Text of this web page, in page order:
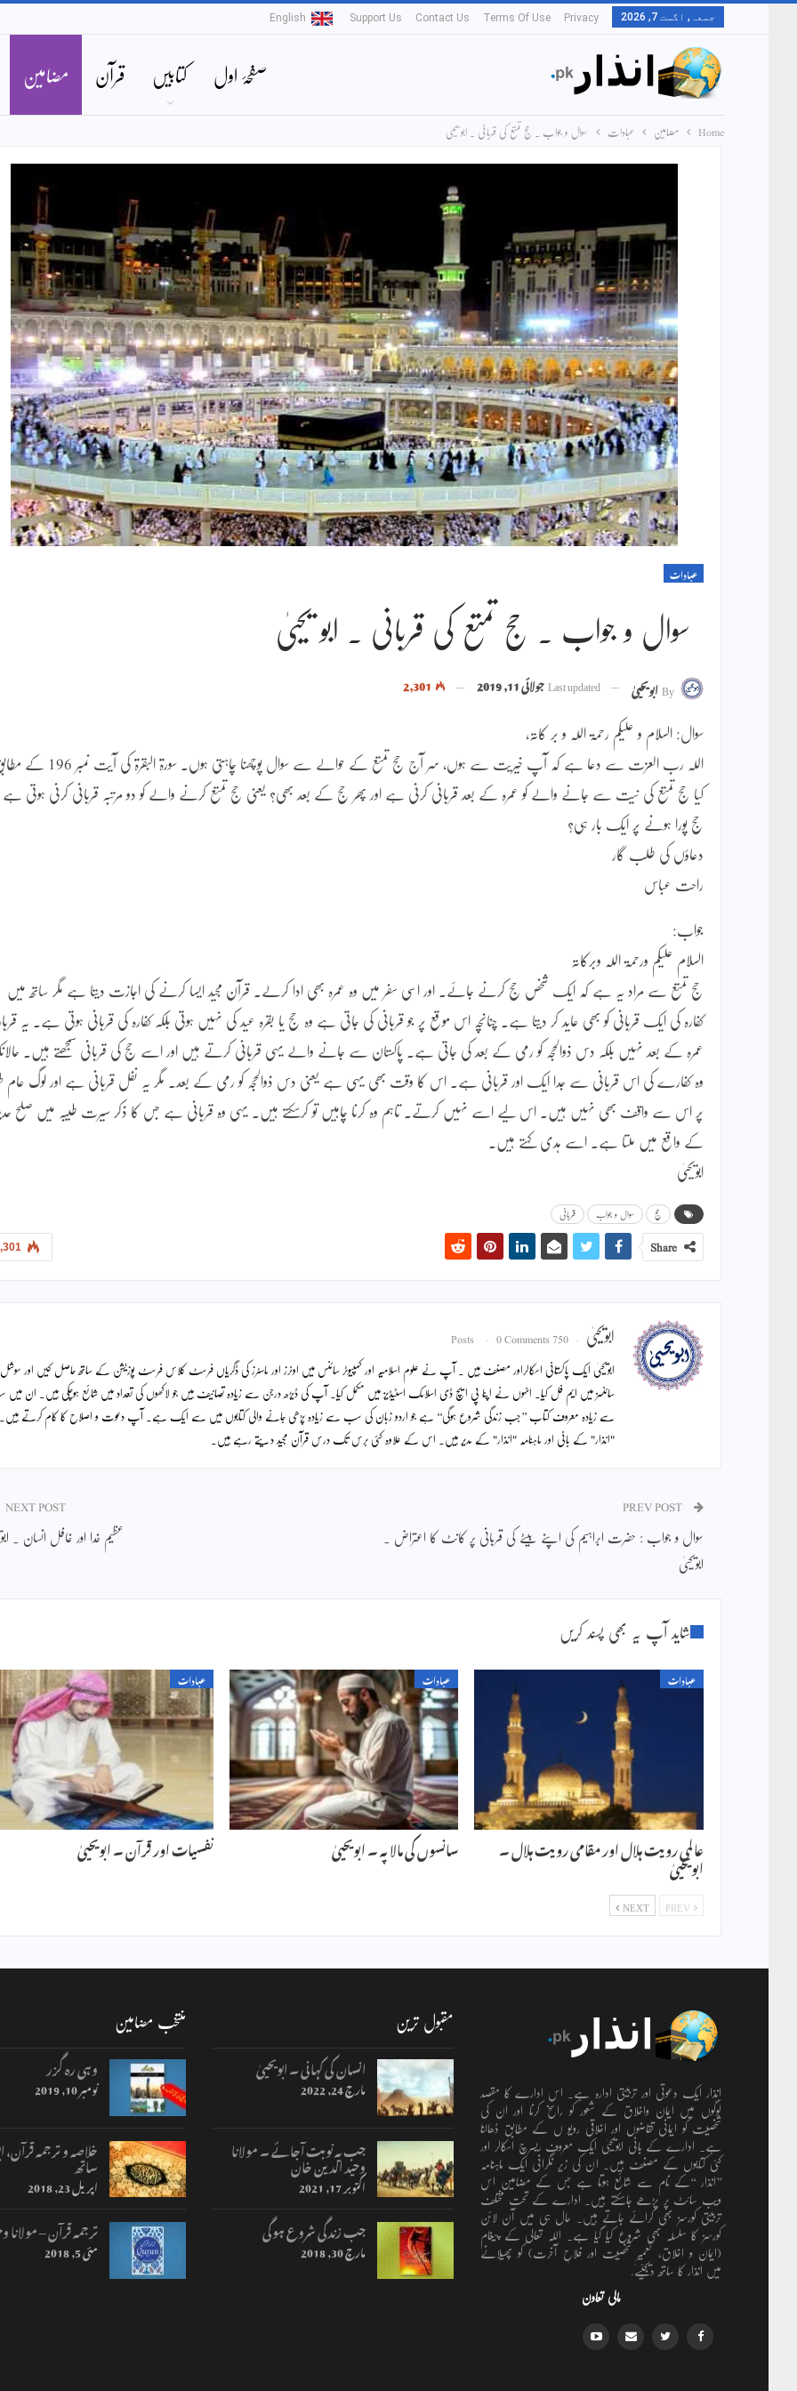
جمعہ, اگست 7, 2026 Privacy
Terms Of Use
Contact Us
Support Us
English
صفحۂ اول کتابیں قرآن مضامین
Home مضامین عبادات سوال و جواب ۔ حج تمتع کی قربانی ۔ ابو یحییٰ
عبادات
سوال و جواب ۔ حج تمتع کی قربانی ۔ ابو یحییٰ
Byابویحییٰ Last updatedجولائی 11, 2019
سوال: السلام و علیکم رحمۃ اللہ و بر کاتہ،
اللہ رب العزت سے دعا ہے کہ آپ خیریت سے ہوں، سر آج حج تمتع کے حوالے سے سوال پوچھنا چاہتی ہوں۔ سورۃ البقرۃ کی آیت
کیا حج تمتع کی نیت سے جانے والے کو عمرہ کے بعد قربانی کرنی ہے اور پھر حج کے بعد بھی؟ یعنی حج تمتع کرنے والے کو دو مرتبہ قربانی کرنی ہوتی ہے
حج پورا ہونے پر ایک بار ہی؟
دعاؤں کی طلب گار
راحت عباس
جواب:
السلام علیکم ورحمۃ اللہ وبرکاتہ
حج تمتع سے مراد یہ ہے کہ ایک شخص حج کرنے جائے۔ اور اسی سفر میں وہ عمرہ بھی ادا کرلے۔ قرآن مجید ایسا کرنے کی اجازت دیتا ہے مگر ساتھ میں
کفارہ کی ایک قربانی کو بھی عاید کر دیتا ہے۔ چنانچہ اس موقع پر جو قربانی کی جاتی ہے وہ حج یا بقرہ عید کی نہیں ہوتی بلکہ کفارہ کی قربانی ہوتی ہے۔ یہ
عمرہ کے بعد نہیں بلکہ دس ذوالحجہ کو رمی کے بعد کی جاتی ہے۔ پاکستان سے جانے والے یہی قربانی کرتے ہیں اور اسے حج کی قربانی سمجھتے ہیں۔
وہ کفارے کی اس قربانی سے جدا ایک اور قربانی ہے۔ اس کا وقت بھی یہی ہے یعنی دس ذوالحجہ کو رمی کے بعد۔ مگر یہ نفل قربانی ہے اور لوگ عام
پر اس سے واقف بھی نہیں ہیں۔ اس لیے اسے نہیں کرتے۔ تاہم وہ کرنا چاہیں تو کرسکتے ہیں۔ یہی وہ قربانی ہے جس کا ذکر سیرت طیبہ میں صلح
کے واقع میں ملتا ہے۔ اسے ہدی کہتے ہیں۔
ابویحییٰ
حج سوال و جواب قربانی
Share
ابویحییٰ 750 Posts
0 Comments
ابویحییٰ ایک پاکستانی اسکالراور مصنف ہیں ۔ آپ نے علوم اسلامیہ اور کمپیوٹر سائنس میں اونرز اور ماسٹرز کی ڈگریاں فرسٹ کلاس فرسٹ پوزیشن کے ساتھ حاصل کیں اور سوشل
سائنسز میں ایم فل کیا۔ انہوں نے اپنا پی ایچ ڈی اسلامک اسٹیڈیز میں مکمل کیا۔ آپ کی ڈیڑھ درجن سے زیادہ تصانیف ہیں جو لاکھوں کی تعداد میں شائع ہوچکی ہیں۔ ان میں
سے زیادہ معروف کتاب ’’جب زندگی شروع ہوگی‘‘ ہے جو اردو زبان کی سب سے زیادہ پڑھی جانے والی کتابوں میں سے ایک ہے۔ آپ دعوت و اصلاح کا کام کرتے ہیں۔
"انذار" کے بانی اور ماہنامہ "انذار" کے مدیر ہیں۔ اس کے علاوہ کئی برس تک درس قرآن مجید دیتے رہے ہیں۔
سوال و جواب : حضرت ابراہیم کی اپنے بیٹے کی قربانی پر کانٹ کا اعتراض ۔
ابویحییٰ
NEXT POST
عظیم خدا اور غافل انسان ۔
شاید آپ یہ بھی پسند کریں
عبادات
عالمی رویت ہلال اور مقامی رویت ہلال ۔
ابویحییٰ
عبادات
سانسوں کی مالا پہ ۔ ابویحییٰ
عبادات
نفسیات اور قرآن ۔ ابویحییٰ
NEXT
انذار ایک دعوتی اور تربیتی ادارہ ہے۔ اس ادارے کا مقصد
لوگوں میں ایمان واخلاق کے شعور کو راسخ کرنا اور ان کی
شخصیت کو ایمانی تقاضوں اور اخلاقی رویو ں کے مطابق ڈھالنا
ہے۔ ادارے کے بانی ابویحییٰ ایک معروف ریسرچ اسکالر اور
کئی کتابوں کے مصنف ہیں۔ ان کی زیر نگرانی ایک ماہنامہ
’’انذار ‘‘کے نام سے شائع ہوتا ہے جس کے مضامین اس
ویب سائٹ پر پڑھے جاسکتے ہیں۔ ادارے کے تحت مختلف
تربیتی کورسز بھی کرائے جاتے ہیں۔ حال ہی میں آن لائن
کورسز کا سلسلہ بھی شروع کیا گیا ہے۔ اللہ تعالٰی کے پیغام
(ایمان و اخلاق، تعمیرِ شخصیت اور فلاحِ آخرت) کو پھیلانے
میں انذار کا ساتھ دیجئیے.
مالی تعاون
مقبول ترین
انسان کی کہانی ۔ ابویحییٰ
مارچ 24, 2022
جب یہ نوبت آجائے ۔ مولانا
وحید الدین خان
اکتوبر 17, 2021
جب زندگی شروع ہوگی
مارچ 30, 2018
منتخب مضامین
وہی رہ گزر
نومبر 10, 2019
خلاصہ و ترجمہ
ساتھ
اپریل 23, 2018
ترجمہ قرآن – مولانا
مئی 5, 2018